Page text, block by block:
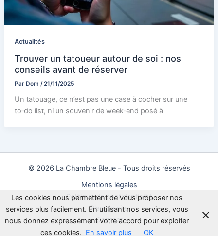
Actualités
Trouver un tatoueur autour de soi : nos
conseils avant de réserver
Par Dom /21/11/2025
Un tatouage, ce n’est pas une case à cocher sur une
to‑do list, ni un souvenir de week‑end posé à
© 2026 La Chambre Bleue - Tous droits réservés
Mentions légales
Politique de confidentialité
Plan du site
Contact
Les cookies nous permettent de vous proposer nos
services plus facilement. En utilisant nos services, vous
nous donnez expressément votre accord pour exploiter
ces cookies. En savoir plus OK